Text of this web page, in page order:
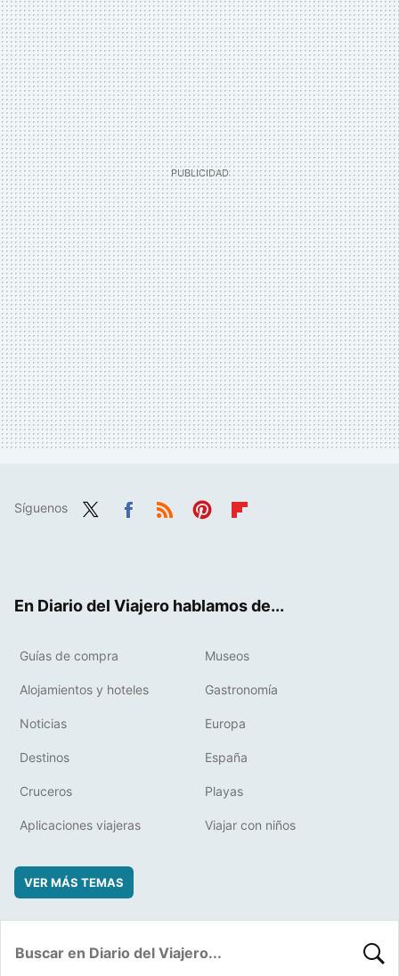
Síguenos
En Diario del Viajero hablamos de...
Guías de compra Museos
Alojamientos y hoteles Gastronomía
Noticias Europa
Destinos España
Cruceros Playas
Aplicaciones viajeras Viajar con niños
VER MÁS TEMAS